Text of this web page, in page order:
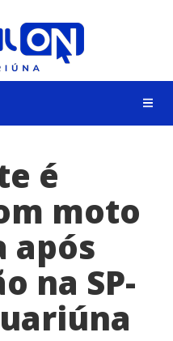
BUSCAR
é
moto
após
na SP-